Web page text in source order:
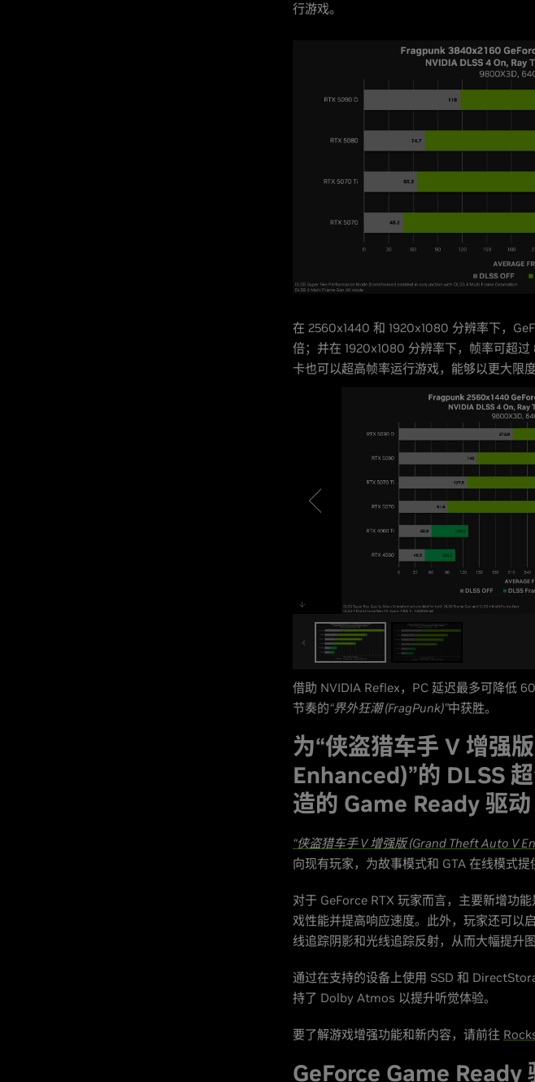
行游戏。
在 2560x1440 和 1920x1080 分辨率下，
倍；并在 1920x1080 分辨率下，帧率可超
卡也可以超高帧率运行游戏，能够以更大限
借助 NVIDIA Reflex，PC 延迟最多可降低
节奏的“界外狂潮 (FragPunk)”中获胜。
为“侠盗猎车手 V 增强
Enhanced)”的 DLSS
造的 Game Ready 驱动
“侠盗猎车手 V 增强版 (Grand Theft Auto V
向现有玩家，为故事模式和 GTA 在线模式提
对于 GeForce RTX 玩家而言，主要新增功
戏性能并提高响应速度。此外，玩家还可以
线追踪阴影和光线追踪反射，从而大幅提升图
通过在支持的设备上使用 SSD 和
持了 Dolby Atmos 以提升听觉体验。
要了解游戏增强功能和新内容，请前往
GeForce Game